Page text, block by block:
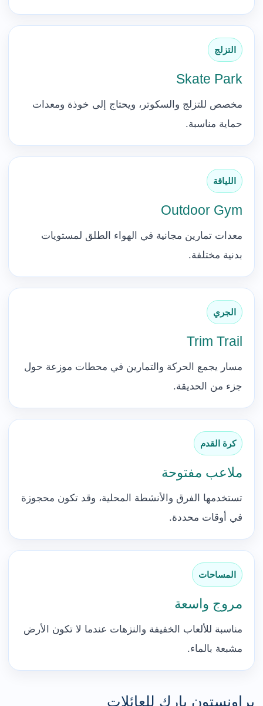
التزلج
Skate Park
مخصص للتزلج والسكوتر، ويحتاج إلى خوذة ومعدات
حماية مناسبة.
اللياقة
Outdoor Gym
معدات تمارين مجانية في الهواء الطلق لمستويات
بدنية مختلفة.
الجري
Trim Trail
مسار يجمع الحركة والتمارين في محطات موزعة حول
جزء من الحديقة.
كرة القدم
ملاعب مفتوحة
تستخدمها الفرق والأنشطة المحلية، وقد تكون محجوزة
في أوقات محددة.
المساحات
مروج واسعة
مناسبة للألعاب الخفيفة والنزهات عندما لا تكون الأرض
مشبعة بالماء.
براونستون بارك للعائلات